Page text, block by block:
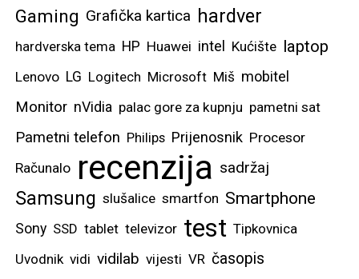
Gaming Grafička kartica hardver
hardverska tema HP Huawei intel Kućište laptop
Lenovo LG Logitech Microsoft Miš mobitel
Monitor nVidia palac gore za kupnju pametni sat
Pametni telefon Philips Prijenosnik Procesor
Računalo recenzija sadržaj
Samsung slušalice smartfon Smartphone
Sony SSD tablet televizor test Tipkovnica
Uvodnik vidi vidilab vijesti VR časopis